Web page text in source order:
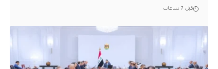
قبل 7 ساعات